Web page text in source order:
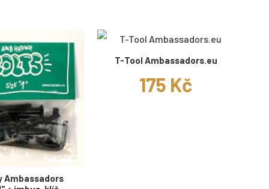
Ambassadors
T-Tool Ambassadors.eu
175 Kč